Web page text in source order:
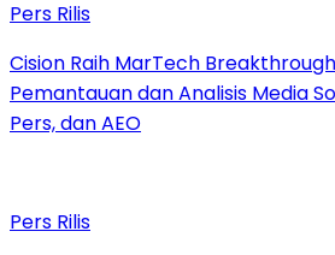
Pers Rilis
Cision Raih MarTech
Pemantauan dan Analisis Media
Pers, dan AEO
Pers Rilis